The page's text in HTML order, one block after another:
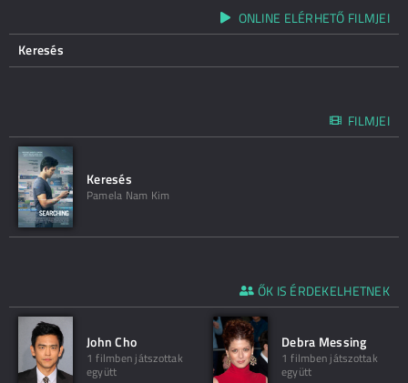
ONLINE ELÉRHETŐ FILMJEI
Keresés
FILMJEI
Keresés
Pamela Nam Kim
ŐK IS ÉRDEKELHETNEK
John Cho
1 filmben játszottak
együtt
Debra Messing
1 filmben játszottak
együtt